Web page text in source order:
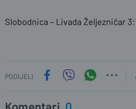
Slobodnica – Livada Željezničar
PODIJELI